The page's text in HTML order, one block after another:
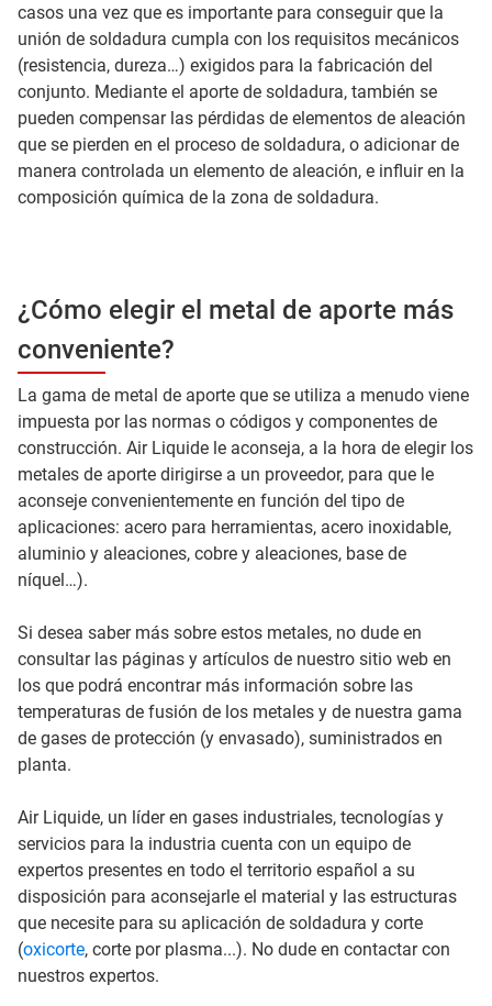
casos una vez que es importante para conseguir que la
unión de soldadura cumpla con los requisitos mecánicos
(resistencia, dureza…) exigidos para la fabricación del
conjunto. Mediante el aporte de soldadura, también se
pueden compensar las pérdidas de elementos de aleación
que se pierden en el proceso de soldadura, o adicionar de
manera controlada un elemento de aleación, e influir en la
composición química de la zona de soldadura.
¿Cómo elegir el metal de aporte más
conveniente?
La gama de metal de aporte que se utiliza a menudo viene
impuesta por las normas o códigos y componentes de
construcción. Air Liquide le aconseja, a la hora de elegir los
metales de aporte dirigirse a un proveedor, para que le
aconseje convenientemente en función del tipo de
aplicaciones: acero para herramientas, acero inoxidable,
aluminio y aleaciones, cobre y aleaciones, base de
níquel…).
Si desea saber más sobre estos metales, no dude en
consultar las páginas y artículos de nuestro sitio web en
los que podrá encontrar más información sobre las
temperaturas de fusión de los metales y de nuestra gama
de gases de protección (y envasado), suministrados en
planta.
Air Liquide, un líder en gases industriales, tecnologías y
servicios para la industria cuenta con un equipo de
expertos presentes en todo el territorio español a su
disposición para aconsejarle el material y las estructuras
que necesite para su aplicación de soldadura y corte
(oxicorte, corte por plasma...). No dude en contactar con
nuestros expertos.